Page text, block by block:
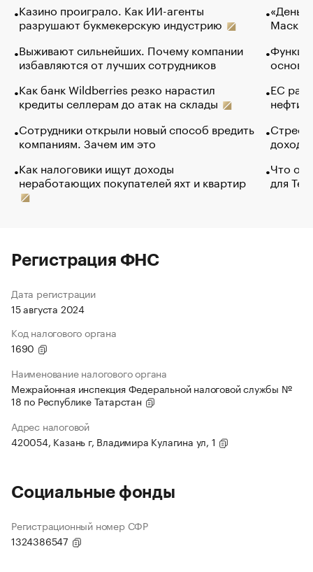
Казино проиграло. Как ИИ-агенты
разрушают букмекерскую индустрию
Выживают сильнейших. Почему компании
избавляются от лучших сотрудников
Как банк Wildberries резко нарастил
кредиты селлерам до атак на склады
Сотрудники открыли новый способ вредить
компаниям. Зачем им это
Как налоговики ищут доходы
неработающих покупателей яхт и квартир
Маск в
основ
ЕС
нефти
Что
для
Регистрация ФНС
Дата регистрации
15 августа 2024
Код налогового органа
1690
Наименование налогового органа
Межрайонная инспекция Федеральной налоговой службы №
18 по Республике Татарстан
Адрес налоговой
420054, Казань г, Владимира Кулагина ул, 1
Социальные фонды
Регистрационный номер СФР
1324386547